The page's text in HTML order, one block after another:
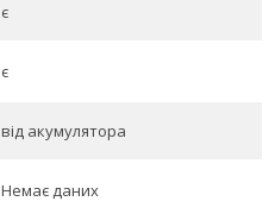
є
є
від акумулятора
Немає даних